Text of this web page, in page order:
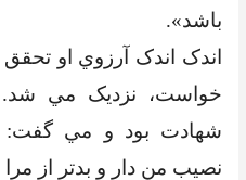
باشد».
اندک اندک آرزوي او
خواست، نزديک مي شد.
شهادت بود و مي گفت:
نصيب من دار و بدتر از مرا